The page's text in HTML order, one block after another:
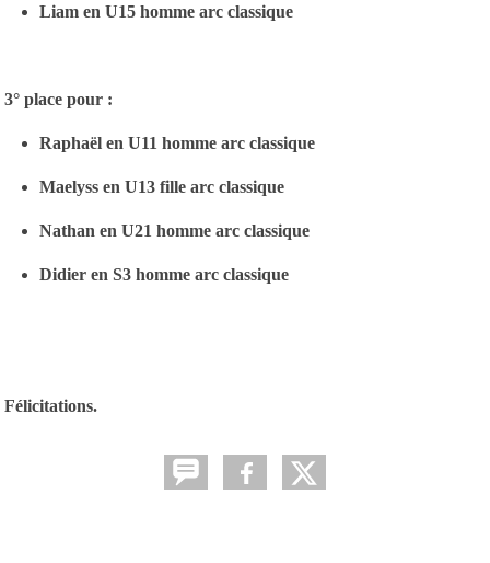
Liam en U15 homme arc classique
3° place pour :
Raphaël en U11 homme arc classique
Maelyss en U13 fille arc classique
Nathan en U21 homme arc classique
Didier en S3 homme arc classique
Félicitations.